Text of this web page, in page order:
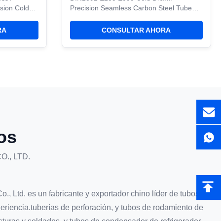
Cold-
Cold-
widely
Precision Seamless Carbon Steel Tube
Product Name : EN 10305-1 E235 E355
+N cold drawn precision products
seamless steel tube and pipe Shape :
CONSULTAR AHORA
LTD.
Ltd. es un fabricante y exportador chino líder de tubos y
de perforación, y tubos de rodamiento de